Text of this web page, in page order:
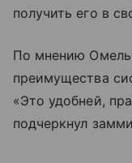
получить его в
По мнению
преимущества
«Это удобней,
подчеркнул